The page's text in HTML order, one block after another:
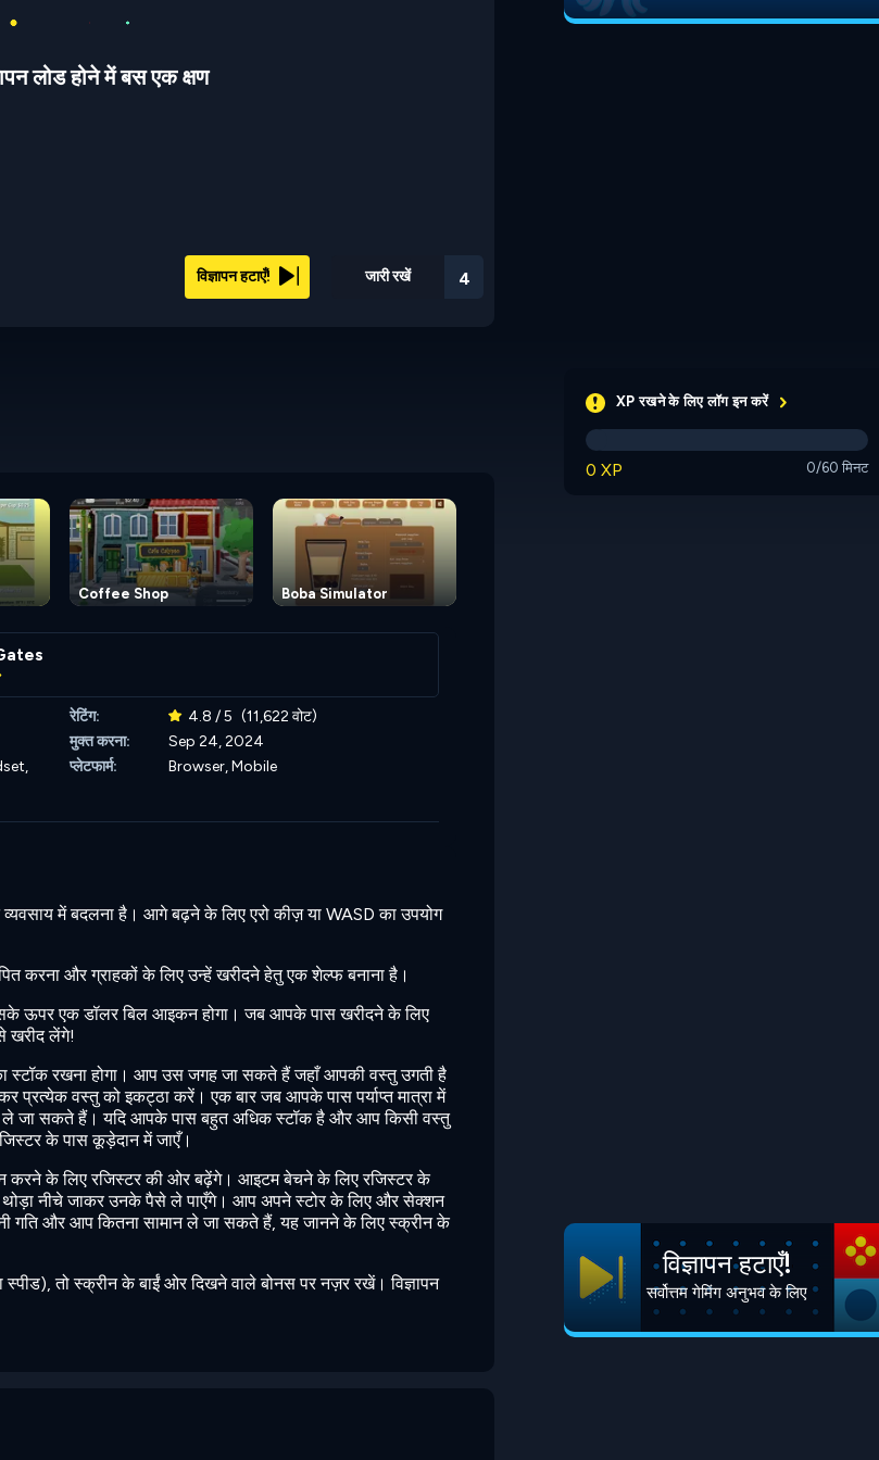
लोड होने में बस एक क्षण
जारी रखें 3
विज्ञापन हटाएँ!
Coffee Shop Boba Simulator
रेटिंग: 4.8 / 5 (11,622 वोट)
मुक्त करना:
Sep 24, 2024
प्लेटफार्म: Browser, Mobile
में बदलना है। आगे बढ़ने के लिए एरो कीज़ या WASD का उपयोग
करना और ग्राहकों के लिए उन्हें खरीदने हेतु एक शेल्फ बनाना है।
ऊपर एक डॉलर बिल आइकन होगा। जब आपके पास खरीदने के लिए
खरीद लेंगे!
स्टॉक रखना होगा। आप उस जगह जा सकते हैं जहाँ आपकी वस्तु उगती है
प्रत्येक वस्तु को इकट्ठा करें। एक बार जब आपके पास पर्याप्त मात्रा में
ले जा सकते हैं। यदि आपके पास बहुत अधिक स्टॉक है और आप किसी वस्तु
के पास कूड़ेदान में जाएँ।
करने के लिए रजिस्टर की ओर बढ़ेंगे। आइटम बेचने के लिए रजिस्टर के
नीचे जाकर उनके पैसे ले पाएँगे। आप अपने स्टोर के लिए और सेक्शन
और आप कितना सामान ले जा सकते हैं, यह जानने के लिए स्क्रीन के
तो स्क्रीन के बाईं ओर दिखने वाले बोनस पर नज़र रखें। विज्ञापन
XP रखने के लिए लॉग इन करें
0 XP 0/60 मिनट
विज्ञापन हटाएँ!
सर्वोत्तम गेमिंग अनुभव के लिए